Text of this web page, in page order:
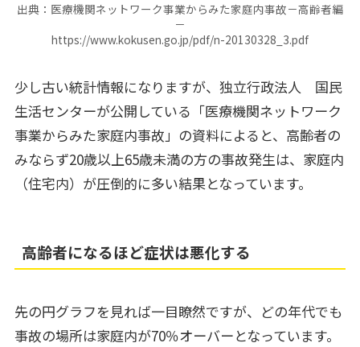
出典：医療機関ネットワーク事業からみた家庭内事故－高齢者編
－
https://www.kokusen.go.jp/pdf/n-20130328_3.pdf
少し古い統計情報になりますが、独立行政法人 国民
生活センターが公開している「医療機関ネットワーク
事業からみた家庭内事故」の資料によると、高齢者の
みならず20歳以上65歳未満の方の事故発生は、家庭内
（住宅内）が圧倒的に多い結果となっています。
高齢者になるほど症状は悪化する
先の円グラフを見れば一目瞭然ですが、どの年代でも
事故の場所は家庭内が70％オーバーとなっています。